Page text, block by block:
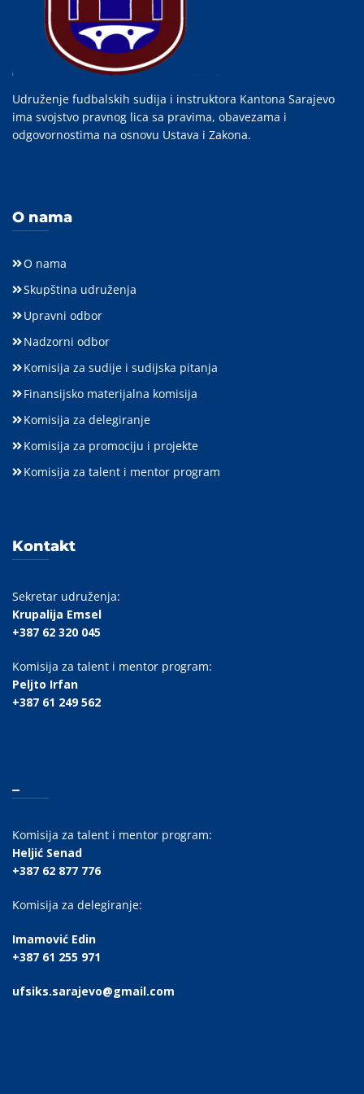
Udruženje fudbalskih sudija i instruktora Kantona Sarajevo
ima svojstvo pravnog lica sa pravima, obavezama i
odgovornostima na osnovu Ustava i Zakona.
O nama
O nama
Skupština udruženja
Upravni odbor
Nadzorni odbor
Komisija za sudije i sudijska pitanja
Finansijsko materijalna komisija
Komisija za delegiranje
Komisija za promociju i projekte
Komisija za talent i mentor program
Kontakt
Sekretar udruženja:
Krupalija Emsel
+387 62 320 045
Komisija za talent i mentor program:
Peljto Irfan
+387 61 249 562
Komisija za talent i mentor program:
Heljić Senad
+387 62 877 776
Komisija za delegiranje:
Imamović Edin
+387 61 255 971
ufsiks.sarajevo@gmail.com